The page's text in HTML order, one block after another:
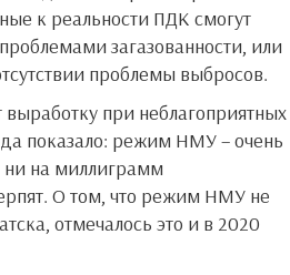
к реальности ПДК смогут
загазованности, или
проблемы выбросов.
показало: режим НМУ – очень
ни на миллиграмм
О том, что режим НМУ не
отмечалось это и в 2020